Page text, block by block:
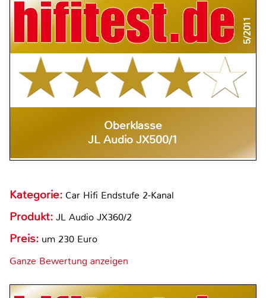
5/2011
Oberklasse
JL Audio JX500/1
Kategorie: Car Hifi Endstufe 2-Kanal
Produkt: JL Audio JX360/2
Preis: um 230 Euro
Ganze Bewertung anzeigen